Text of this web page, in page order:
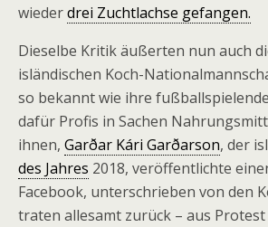
wiederdrei Zuchtlachse gefangen.
Dieselbe Kritik äußerten nun auch
isländischen Koch-
so bekannt wie ihre
dafür Profis in Sachen
ihnen, Garðar Kári Garðarson, der
des Jahres 2018, veröffentlichte
Facebook, unterschrieben von den
traten allesamt zurück – aus